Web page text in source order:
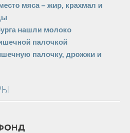
мяса – жир, крахмал и
нашли молоко
палочкой
палочку, дрожжи и